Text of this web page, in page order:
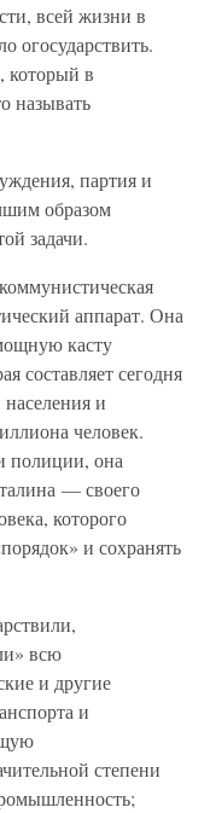
всей жизни в
огосударствить.
который в
называть
партия и
образом
задачи.
аппарат. Она
касту
составляет сегодня
и
человек.
полиции, она
— своего
которого
и сохранять
всю
и другие
и
степени